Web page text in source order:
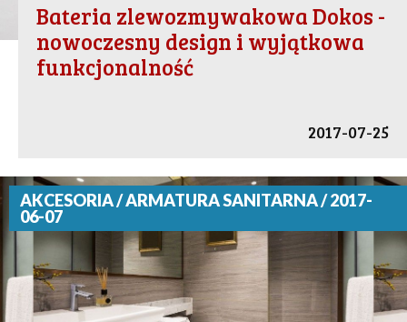
Bateria zlewozmywakowa Dokos -
nowoczesny design i wyjątkowa
funkcjonalność
2017-07-25
AKCESORIA / ARMATURA SANITARNA / 2017-
06-07